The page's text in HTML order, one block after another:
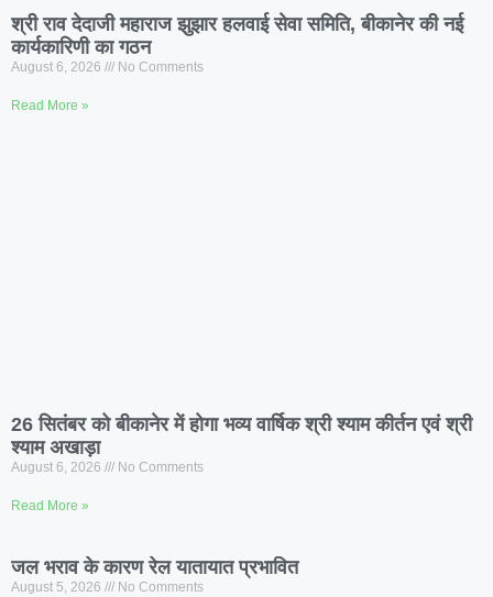
श्री राव देदाजी महाराज झुझार हलवाई सेवा समिति, बीकानेर की नई
कार्यकारिणी का गठन
August 6, 2026 No Comments
Read More »
26 सितंबर को बीकानेर में होगा भव्य वार्षिक श्री श्याम कीर्तन एवं श्री
श्याम अखाड़ा
August 6, 2026 No Comments
Read More »
जल भराव के कारण रेल यातायात प्रभावित
August 5, 2026 No Comments